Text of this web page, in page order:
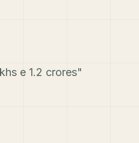
e 1.2 crores"